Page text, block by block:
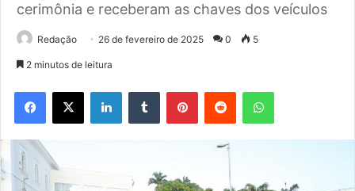
cerimônia e receberam as chaves dos veículos
Redação 26 de fevereiro de 2025 0 5
2 minutos de leitura
Facebook
X LinkedinTumblr PinterestReddit WhatsApp